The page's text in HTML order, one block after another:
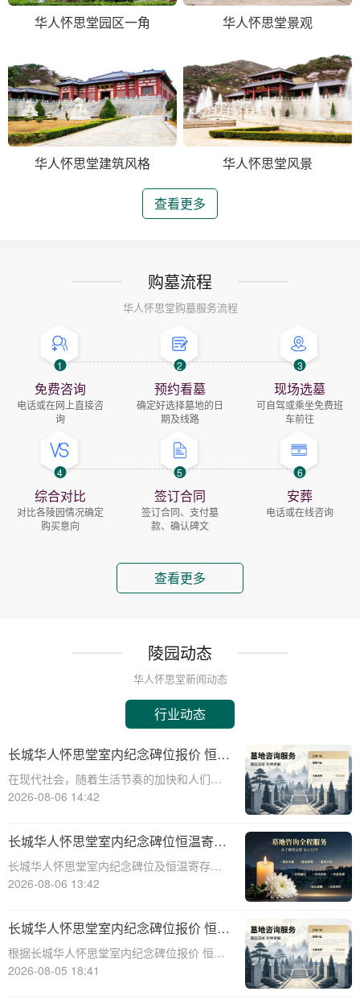
华人怀思堂园区一角 华人怀思堂景观
华人怀思堂建筑风格 华人怀思堂风景
查看更多
购墓流程
华人怀思堂购墓服务流程
1
免费咨询
电话或在网上直接咨
询
2
预约看墓
确定好选择墓地的日
期及线路
3
现场选墓
可自驾或乘坐免费班
车前往
4
综合对比
对比各陵园情况确定
购买意向
5
签订合同
签订合同、支付墓
款、确认碑文
6
安葬
电话或在线咨询
查看更多
陵园动态
华人怀思堂新闻动态
行业动态
长城华人怀思堂室内纪念碑位报价 恒温
寄存配套同步减免详解
在现代社会，随着生活节奏的加快和人们对
身后事的关注度提升，越来越多的人开始考
和怀念。长城华人怀思堂作为一家专业的纪
念服务机构，提供了一系列的纪念产品和服
务，其中包
2026-08-06 14:42
长城华人怀思堂室内纪念碑位恒温寄存
服务报价及同步减免政策详解
长城华人怀思堂室内纪念碑位及恒温寄存服
务报价与同步减免政策详解☎ 华人怀思堂电
步，人们对逝者的纪念方式日益多元化。室
内纪念碑位作为一种新兴的纪念
2026-08-06 13:42
长城华人怀思堂室内纪念碑位报价 恒温
寄存配套同步减免详解
根据长城华人怀思堂室内纪念碑位报价 恒温
寄存配套同步减免详解☎ 华人怀思堂电
2026-08-05 18:41